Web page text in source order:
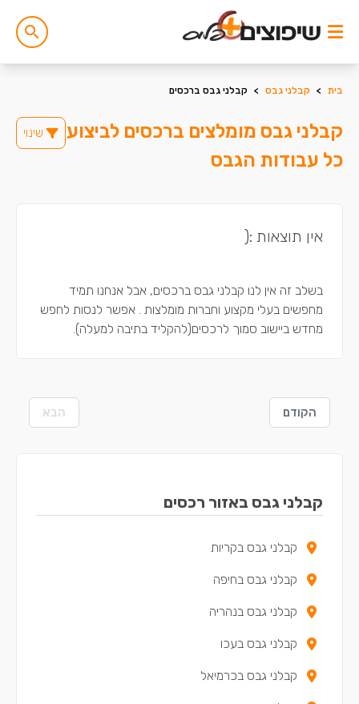
בית > קבלני גבס > קבלני גבס ברכסים
קבלני גבס מומלצים ברכסים לביצוע
כל עבודות הגבס
שינוי
אין תוצאות :(
בשלב זה אין לנו קבלני גבס ברכסים, אבל אנחנו תמיד
מחפשים בעלי מקצוע וחברות מומלצות . אפשר לנסות לחפש
מחדש ביישוב סמוך לרכסים(להקליד בתיבה למעלה).
הקודם הבא
קבלני גבס באזור רכסים
קבלני גבס בקריות
קבלני גבס בחיפה
קבלני גבס בנהריה
קבלני גבס בעכו
קבלני גבס בכרמיאל